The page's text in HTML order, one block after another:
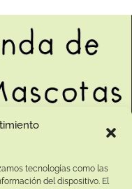
tecnologías como las
del dispositivo. El